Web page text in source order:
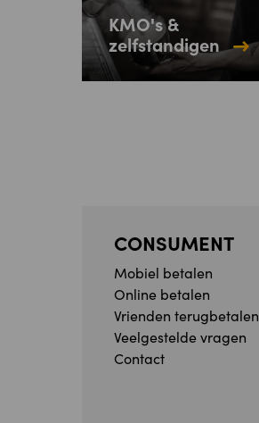
KMO's &
zelfstandigen
CONSUMENT
Mobiel betalen
Online betalen
Vrienden terugbetalen
Veelgestelde vragen
Contact